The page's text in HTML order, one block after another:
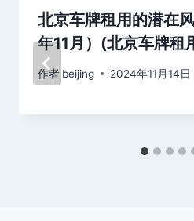
北京车牌租用的潜在
年11月）(北京车牌租
作者 beijing 2024年11月14日